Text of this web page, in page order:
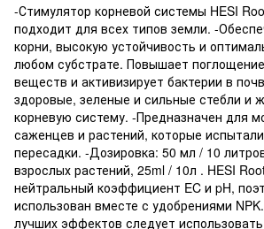
-Стимулятор корневой системы HESI
подходит для всех типов земли. -
корни, высокую устойчивость и
любом субстрате. Повышает
веществ и активизирует бактерии в
здоровые, зеленые и сильные стебли и
корневую систему. -Предназначен для
саженцев и растений, которые
пересадки. -Дозировка: 50 мл / 10
взрослых растений, 25ml / 10л . HESI
нейтральный коэффициент EC и pH,
использован вместе с удобрениями
лучших эффектов следует